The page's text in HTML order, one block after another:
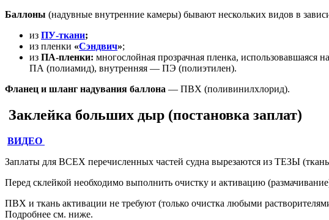
Баллоны (надувные внутренние камеры) бывают нескольких видов в
из ПУ-ткани;
из пленки «Сэндвич»;
из ПА-пленки: многослойная прозрачная пленка,
ПА (полиамид), внутренняя — ПЭ (полиэтилен).
Фланец и шланг надувания баллона — ПВХ (поливинилхлорид).
Заклейка больших дыр (постановка заплат)
ВИДЕО
Заплаты для ВСЕХ перечисленных частей судна вырезаются из ТЕЗЫ
Перед склейкой необходимо выполнить очистку и активацию
ПВХ и ткань активации не требуют (только очистка любыми
Подробнее см. ниже.